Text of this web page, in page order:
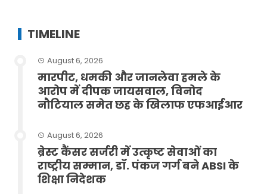
TIMELINE
August 6, 2026
मारपीट, धमकी और जानलेवा हमले के
आरोप में दीपक जायसवाल, विनोद
नौटियाल समेत छह के खिलाफ एफआईआर
August 6, 2026
ब्रेस्ट कैंसर सर्जरी में उत्कृष्ट सेवाओं का
राष्ट्रीय सम्मान, डॉ. पंकज गर्ग बने ABSI के
शिक्षा निदेशक